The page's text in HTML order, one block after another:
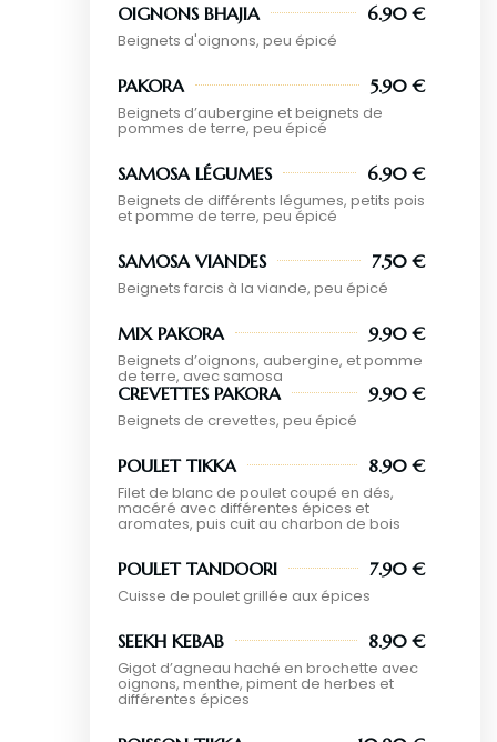
OIGNONS BHAJIA 6.90 €
Beignets d'oignons, peu épicé
PAKORA 5.90 €
Beignets d’aubergine et beignets de
pommes de terre, peu épicé
SAMOSA LÉGUMES 6.90 €
Beignets de différents légumes, petits pois
et pomme de terre, peu épicé
SAMOSA VIANDES 7.50 €
Beignets farcis à la viande, peu épicé
MIX PAKORA 9.90 €
Beignets d’oignons, aubergine, et pomme
de terre, avec samosa
CREVETTES PAKORA 9.90 €
Beignets de crevettes, peu épicé
POULET TIKKA 8.90 €
Filet de blanc de poulet coupé en dés,
macéré avec différentes épices et
aromates, puis cuit au charbon de bois
POULET TANDOORI 7.90 €
Cuisse de poulet grillée aux épices
SEEKH KEBAB 8.90 €
Gigot d’agneau haché en brochette avec
oignons, menthe, piment de herbes et
différentes épices